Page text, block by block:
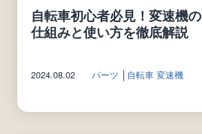
自転車初心者必見！変速機の
仕組みと使い方を徹底解説
2024.08.02 パーツ 自転車 変速機